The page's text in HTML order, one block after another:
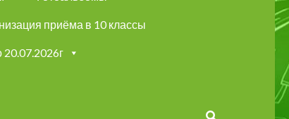
приёма в 10 классы
20.07.2026г